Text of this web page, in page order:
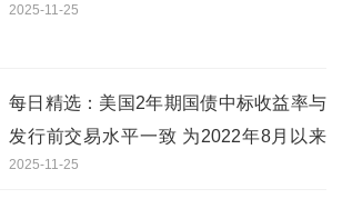
2025-11-25
每日精选：美国2年期国债中标收益率与
发行前交易水平一致 为2022年8月以来
最低
2025-11-25